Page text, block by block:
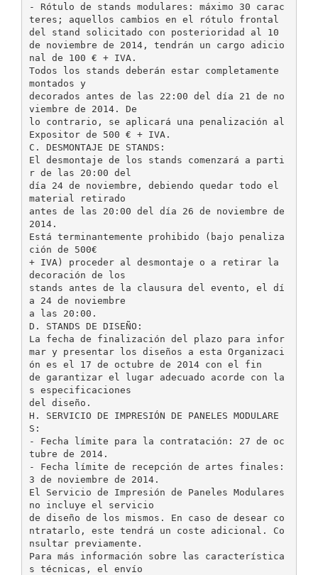
- Rótulo de stands modulares: máximo 30 carac
teres; aquellos cambios en el rótulo frontal
del stand solicitado con posterioridad al 10
de noviembre de 2014, tendrán un cargo adicio
nal de 100 € + IVA.
Todos los stands deberán estar completamente
montados y
decorados antes de las 22:00 del día 21 de no
viembre de 2014. De
lo contrario, se aplicará una penalización al
Expositor de 500 € + IVA.
C. DESMONTAJE DE STANDS:
El desmontaje de los stands comenzará a parti
r de las 20:00 del
día 24 de noviembre, debiendo quedar todo el
material retirado
antes de las 20:00 del día 26 de noviembre de
2014.
Está terminantemente prohibido (bajo penaliza
ción de 500€
+ IVA) proceder al desmontaje o a retirar la
decoración de los
stands antes de la clausura del evento, el dí
a 24 de noviembre
a las 20:00.
D. STANDS DE DISEÑO:
La fecha de finalización del plazo para infor
mar y presentar los diseños a esta Organizaci
ón es el 17 de octubre de 2014 con el fin
de garantizar el lugar adecuado acorde con la
s especificaciones
del diseño.
H. SERVICIO DE IMPRESIÓN DE PANELES MODULARE
S:
- Fecha límite para la contratación: 27 de oc
tubre de 2014.
- Fecha límite de recepción de artes finales:
3 de noviembre de 2014.
El Servicio de Impresión de Paneles Modulares
no incluye el servicio
de diseño de los mismos. En caso de desear co
ntratarlo, este tendrá un coste adicional. Co
nsultar previamente.
Para más información sobre las característica
s técnicas, el envío